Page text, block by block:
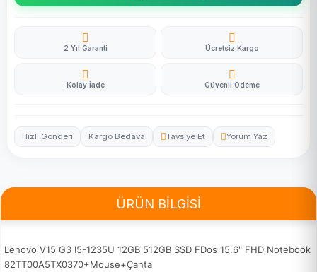
2 Yıl Garanti Ücretsiz Kargo
Kolay İade Güvenli Ödeme
Hızlı Gönderi Kargo Bedava Tavsiye Et Yorum Yaz
ÜRÜN BİLGİSİ
Lenovo V15 G3 I5-1235U 12GB 512GB SSD FDos 15.6" FHD Notebook
82TT00A5TX0370+Mouse+Çanta